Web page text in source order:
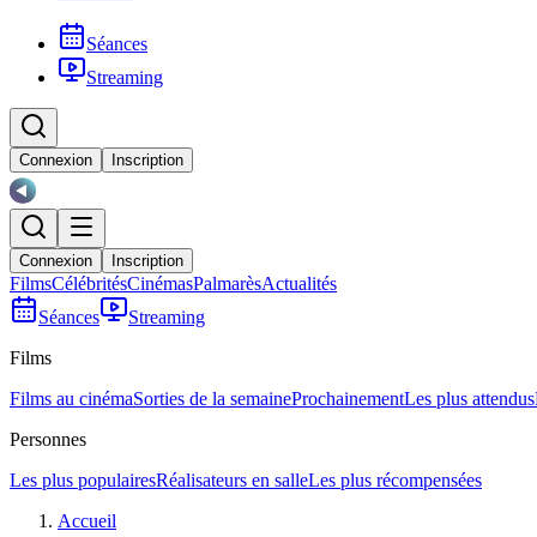
Séances
Streaming
Connexion Inscription
Connexion Inscription
FilmsCélébritésCinémasPalmarèsActualités
Séances
Streaming
Films
Films au cinémaSorties de la semaineProchainementLes plus attendus
Personnes
Les plus populairesRéalisateurs en salleLes plus récompensées
Accueil